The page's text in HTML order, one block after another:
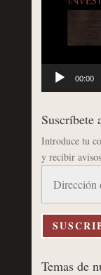
00:00
Suscríbete
Introduce tu
y recibir
correo
electrónico
Temas de